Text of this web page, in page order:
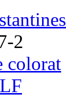
2
colorat